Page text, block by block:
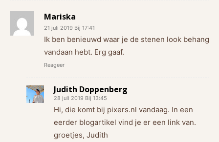
Mariska
21 juli 2019 Bij 17:41
Ik ben benieuwd waar je de stenen look behang
vandaan hebt. Erg gaaf.
Reageer
Judith Doppenberg
28 juli 2019 Bij 13:45
Hi, die komt bij pixers.nl vandaag. In een
eerder blogartikel vind je er een link van.
groetjes, Judith